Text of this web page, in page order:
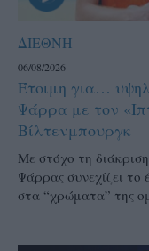
ΔΙΕΘΝΗ
06/08/2026
Έτοιμη για…
Ψάρρα με τον
Βίλτενμπουργκ
Mε στόχο τη
Ψάρρας συνεχίζει
στα “χρώματα” της